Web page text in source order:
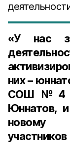
«У нас
них –
СОШ №4
Юннатов,
новому